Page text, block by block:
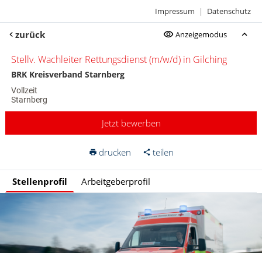
Impressum | Datenschutz
zurück Anzeigemodus
Stellv. Wachleiter Rettungsdienst (m/w/d) in Gilching
BRK Kreisverband Starnberg
Vollzeit
Starnberg
Jetzt bewerben
drucken teilen
Stellenprofil Arbeitgeberprofil